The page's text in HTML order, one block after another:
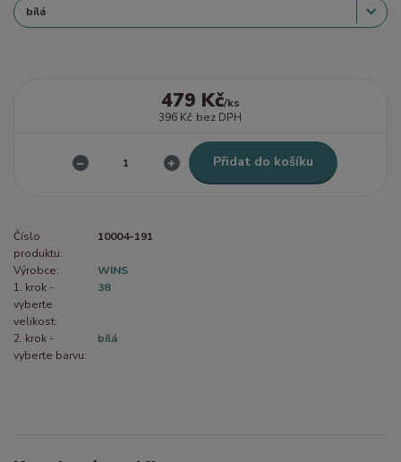
479 Kč/ks
396 Kč bez DPH
Přidat do košíku
Číslo
produktu:
10004-191
Výrobce:
WINS
1. krok -
vyberte
velikost:
38
2. krok -
vyberte barvu:
bílá